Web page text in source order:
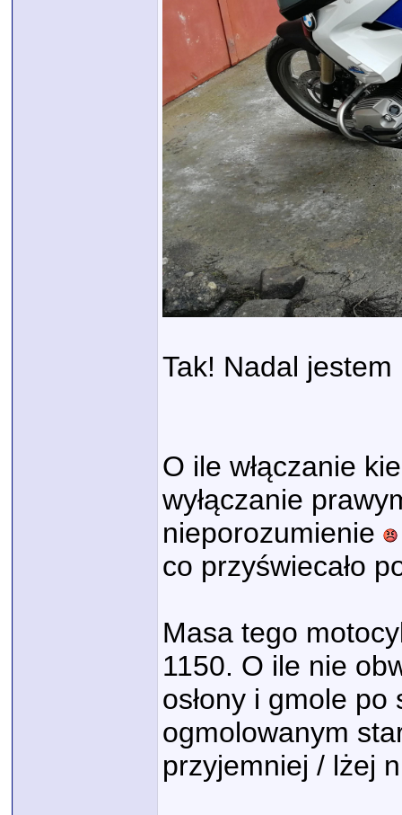
Tak! Nadal
O ile włączanie
wyłączanie
nieporozumienie
co przyświecało
Masa tego
1150. O ile nie
osłony i gmole
ogmolowanym
przyjemniej / lżej